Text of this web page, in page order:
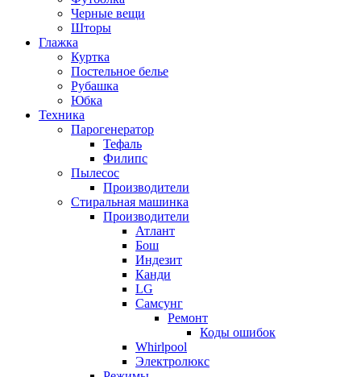
Черные вещи
Шторы
Глажка
Куртка
Постельное белье
Рубашка
Юбка
Техника
Парогенератор
Тефаль
Филипс
Пылесос
Производители
Стиральная машинка
Производители
Атлант
Бош
Индезит
Канди
LG
Самсунг
Ремонт
Коды ошибок
Whirlpool
Электролюкс